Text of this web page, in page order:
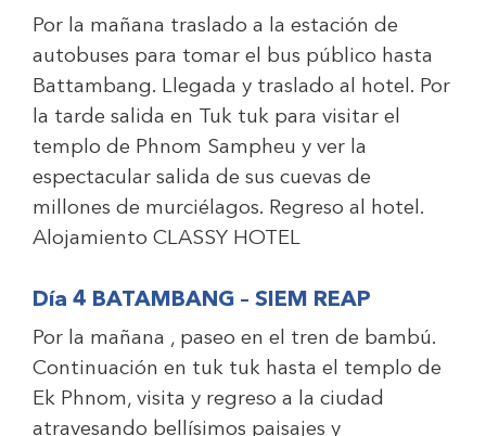
Por la mañana traslado a la estación de
autobuses para tomar el bus público hasta
Battambang. Llegada y traslado al hotel. Por
la tarde salida en Tuk tuk para visitar el
templo de Phnom Sampheu y ver la
espectacular salida de sus cuevas de
millones de murciélagos. Regreso al hotel.
Alojamiento CLASSY HOTEL
Día 4 BATAMBANG – SIEM REAP
Por la mañana , paseo en el tren de bambú.
Continuación en tuk tuk hasta el templo de
Ek Phnom, visita y regreso a la ciudad
atravesando bellísimos paisajes y